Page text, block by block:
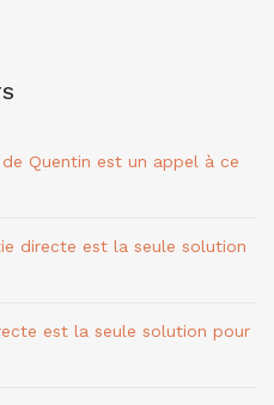
Quentin est un appel à ce
directe est la seule solution
est la seule solution pour